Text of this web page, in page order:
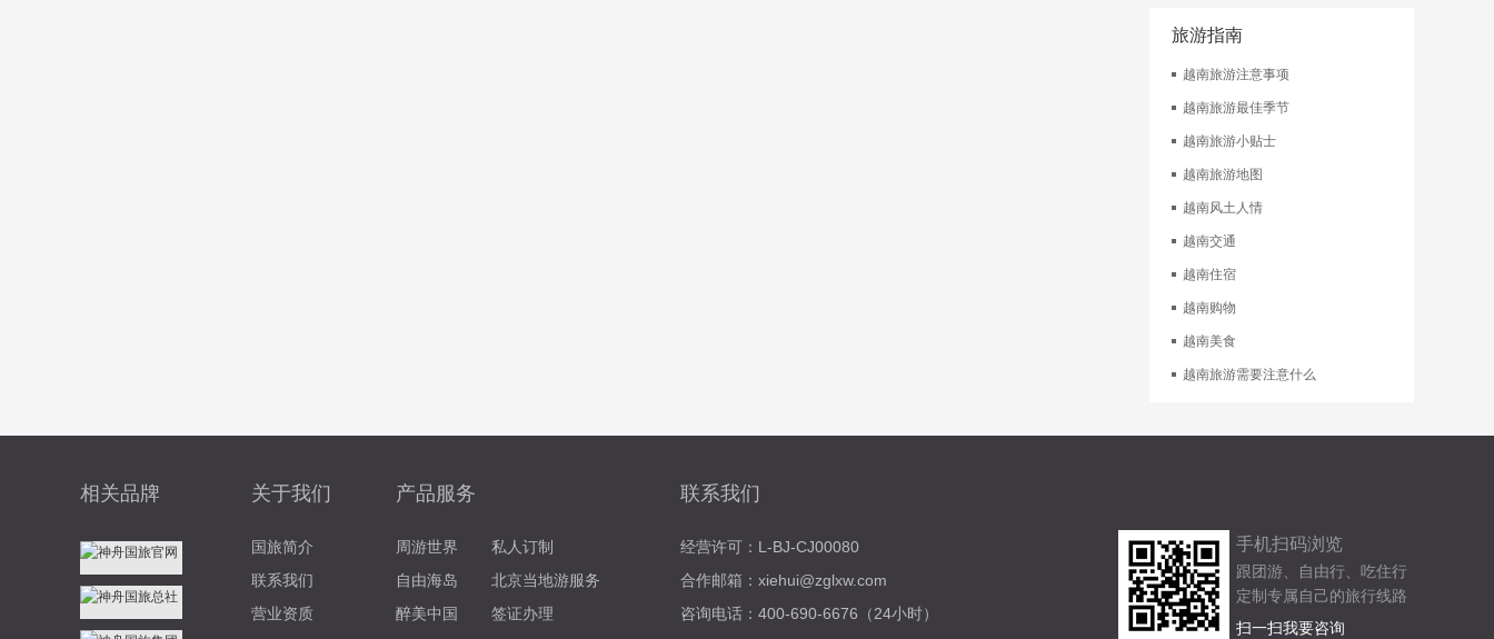
旅游指南
越南旅游注意事项
越南旅游最佳季节
越南旅游小贴士
越南旅游地图
越南风土人情
越南交通
越南住宿
越南购物
越南美食
越南旅游需要注意什么
相关品牌 关于我们
国旅简介
联系我们
营业资质
产品服务
周游世界
私人订制
自由海岛
北京当地游服务
醉美中国
签证办理
联系我们
经营许可：L-BJ-CJ00080
合作邮箱：xiehui@zglxw.com
咨询电话：400-690-6676（24小时）
手机扫码浏览
跟团游、自由行、吃住行
定制专属自己的旅行线路
扫一扫我要咨询